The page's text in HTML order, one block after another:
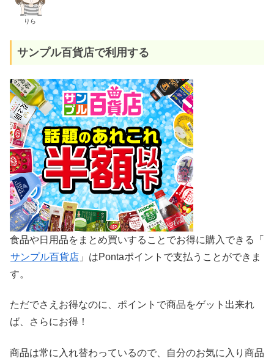
りら
サンプル百貨店で利用する
食品や日用品をまとめ買いすることでお得に購入できる「
サンプル百貨店 」はPontaポイントで支払うことができま
す。
ただでさえお得なのに、ポイントで商品をゲット出来れ
ば、さらにお得！
商品は常に入れ替わっているので、自分のお気に入り商品